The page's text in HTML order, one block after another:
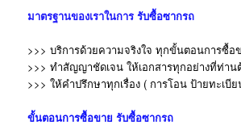
มาตรฐานของเราในการรับซื้อซากรถ
>>> บริการด้วยความจริงใจ ทุกขั้นตอนการซื้อ
>>> ทำสัญญาชัดเจน ให้เอกสารทุกอย่างที่ท่าน
>>> ให้คำปรึกษาทุกเรื่อง ( การโอน ป้ายทะเบี
ขั้นตอนการซื้อขาย รับซื้อซากรถ